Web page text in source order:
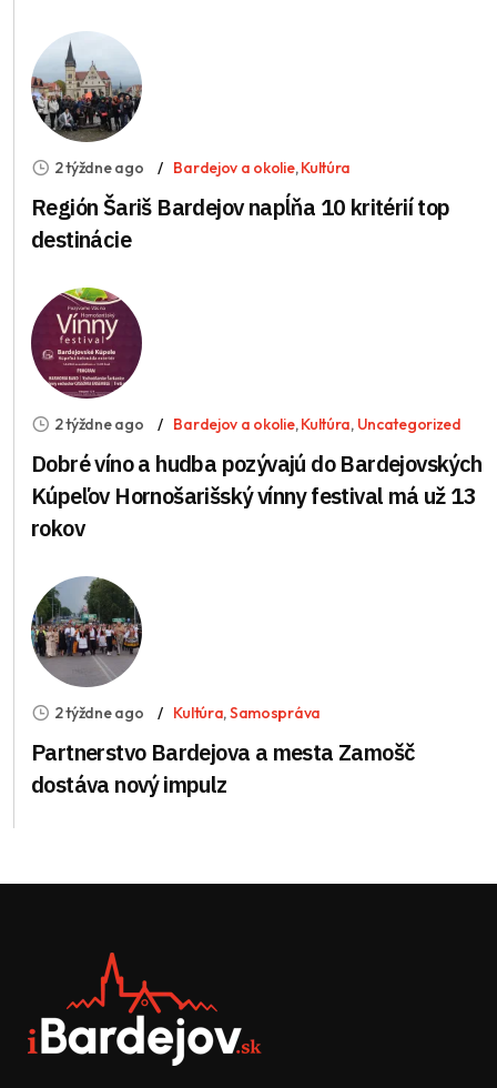
2 týždne ago Bardejov a okolie,Kultúra
Región Šariš Bardejov napĺňa 10 kritérií top
destinácie
2 týždne ago Bardejov a okolie,Kultúra, Uncategorized
Dobré víno a hudba pozývajú do Bardejovských
Kúpeľov Hornošarišský vínny festival má už 13
rokov
2 týždne ago Kultúra,Samospráva
Partnerstvo Bardejova a mesta Zamošč
dostáva nový impulz